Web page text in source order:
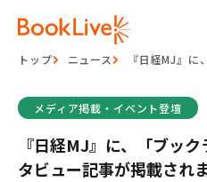
トップ ニュース 『日経MJ』
メディア掲載・イベント登壇
『日経MJ』に、「ブッ
タビュー記事が掲載され